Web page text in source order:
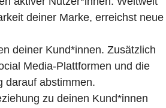
deiner Marke, erreichst neue
deiner Kund*innen. Zusätzlich
Media-Plattformen und die
darauf abstimmen.
zu deinen Kund*innen